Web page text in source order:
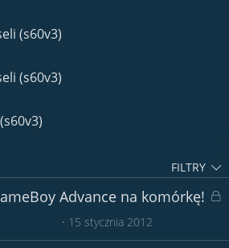
(s60v3)
(s60v3)
FILTRY
Advance na komórkę! Z
a
n
15 stycznia 2012